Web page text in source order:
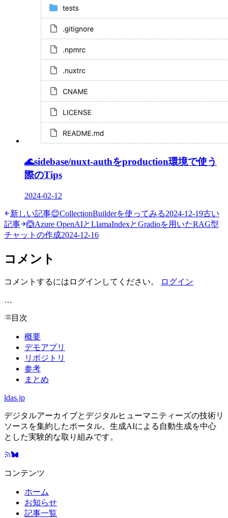
🌊sidebase/nuxt-authをproduction環境で使う
際のTips
2024-02-12
新しい記事😊CollectionBuilderを使ってみる2024-12-19古い
記事
🙆Azure OpenAIとLlamaIndexとGradioを用いたRAG型
チャットの作成2024-12-16
コメント
コメントするにはログインしてください。 ログイン
…
目次
概要
デモアプリ
リポジトリ
参考
まとめ
ldas.jp
デジタルアーカイブとデジタルヒューマニティーズの技術リ
ソースを集約したポータル。生成AIによる自動生成を中心
とした実験的な取り組みです。
コンテンツ
ホーム
お知らせ
記事一覧